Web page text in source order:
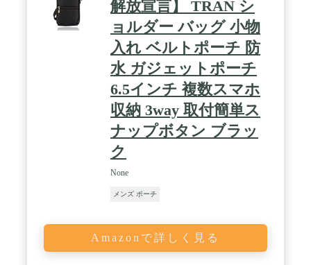
解放宣言】 TRAN シ
ョルダー バッグ 小物
入れ ベルトポーチ 防
水 ガジェットポーチ
6.5インチ 複数スマホ
収納 3way 取付簡単ス
ナップボタン ブラッ
ク
None
メンズ ポーチ
Amazonで詳しく見る